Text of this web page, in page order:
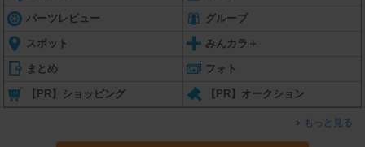
パーツレビュー グループ
スポット みんカラ＋
まとめ フォト
【PR】ショッピング 【PR】オークション
もっと見る